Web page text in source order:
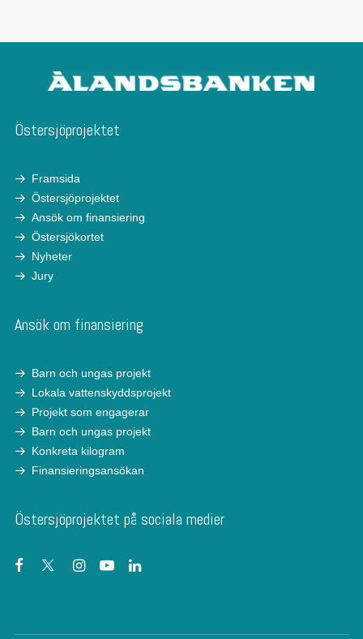
Östersjöprojektet
Framsida
Östersjöprojektet
Ansök om finansiering
Östersjökortet
Nyheter
Jury
Ansök om finansiering
Barn och ungas projekt
Lokala vattenskyddsprojekt
Projekt som engagerar
Barn och ungas projekt
Konkreta kilogram
Finansieringsansökan
Östersjöprojektet på sociala medier